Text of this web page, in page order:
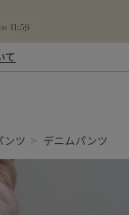
て
ンツ デニムパンツ